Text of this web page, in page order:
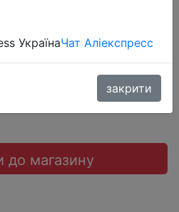
до магазину
УкраїнаЧат Аліекспресс
закрити